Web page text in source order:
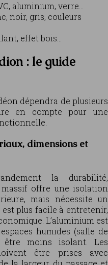
aluminium, verre…
noir, gris, couleurs
effet bois…
: le guide
dépendra de plusieurs
en compte pour une
dimensions et
la durabilité,
offre une isolation
mais nécessite un
plus facile à entretenir,
L’aluminium est
humides (salle de
être moins isolant. Les
être prises avec